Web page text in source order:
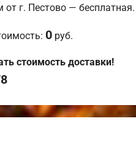
г. Пестово —
0 руб.
стоимость доставки!